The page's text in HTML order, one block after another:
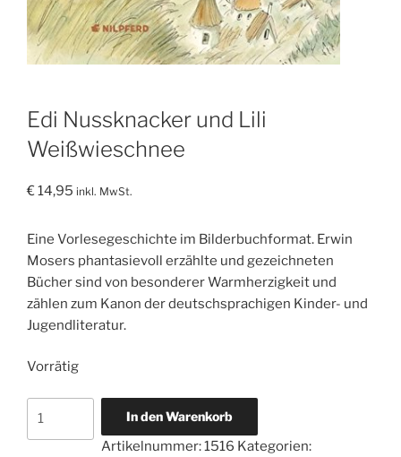
Edi Nussknacker und Lili
Weißwieschnee
€14,95 inkl. MwSt.
Eine Vorlesegeschichte im Bilderbuchformat. Erwin
Mosers phantasievoll erzählte und gezeichneten
Bücher sind von besonderer Warmherzigkeit und
zählen zum Kanon der deutschsprachigen Kinder- und
Jugendliteratur.
Vorrätig
In den Warenkorb
Artikelnummer:1516 Kategorien: